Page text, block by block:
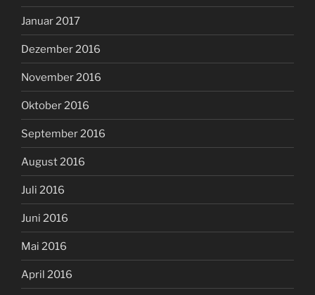
Januar 2017
Dezember 2016
November 2016
Oktober 2016
September 2016
August 2016
Juli 2016
Juni 2016
Mai 2016
April 2016